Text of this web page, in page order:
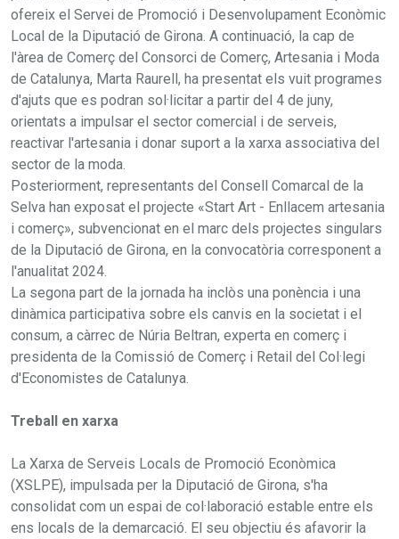
ofereix el Servei de Promoció i Desenvolupament Econòmic
Local de la Diputació de Girona. A continuació, la cap de
l'àrea de Comerç del Consorci de Comerç, Artesania i Moda
de Catalunya, Marta Raurell, ha presentat els vuit programes
d'ajuts que es podran sol·licitar a partir del 4 de juny,
orientats a impulsar el sector comercial i de serveis,
reactivar l'artesania i donar suport a la xarxa associativa del
sector de la moda.
Posteriorment, representants del Consell Comarcal de la
Selva han exposat el projecte «Start Art - Enllacem artesania
i comerç», subvencionat en el marc dels projectes singulars
de la Diputació de Girona, en la convocatòria corresponent a
l'anualitat 2024.
La segona part de la jornada ha inclòs una ponència i una
dinàmica participativa sobre els canvis en la societat i el
consum, a càrrec de Núria Beltran, experta en comerç i
presidenta de la Comissió de Comerç i Retail del Col·legi
d'Economistes de Catalunya.
Treball en xarxa
La Xarxa de Serveis Locals de Promoció Econòmica
(XSLPE), impulsada per la Diputació de Girona, s'ha
consolidat com un espai de col·laboració estable entre els
ens locals de la demarcació. El seu objectiu és afavorir la